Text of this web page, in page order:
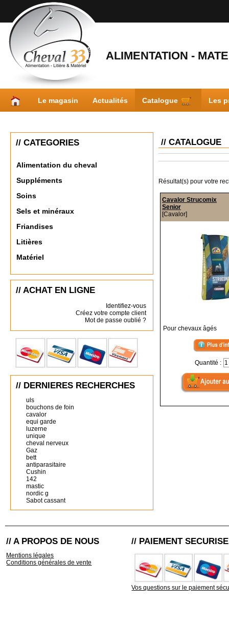
ALIMENTATION -
Le magasin Actualités Catalogue Les
// CATEGORIES
Alimentation du cheval
Suppléments
Soins
Sels et minéraux
Friandises
Litières
Matériel
// ACHAT EN LIGNE
Identifiez-vous
Créez votre compte client
Mot de passe oublié ?
// DERNIERES RECHERCHES
uls
bouchons de foin
cavalor
equi garde
luzerne
unique
cheval nerveux
Gaz
bett
antiparasitaire
Cushin
142
mastic
nordic g
Sabot cassant
// CATALOGUE
Résultat(s) pour votre
Cavalor Strucomix
Senior
[Cavalor]
Pour chevaux âgés
Quantité :
// A PROPOS DE NOUS
Mentions légales
Conditions générales de vente
// PAIEMENT SECURISE
Vos questions sur le paiement